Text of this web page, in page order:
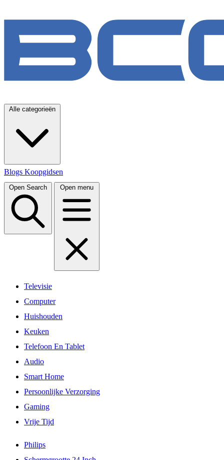
Alle categorieën
Blogs Koopgidsen
Open Search Open menu
Televisie
Computer
Huishouden
Keuken
Telefoon En Tablet
Audio
Smart Home
Persoonlijke Verzorging
Gaming
Vrije Tijd
Philips